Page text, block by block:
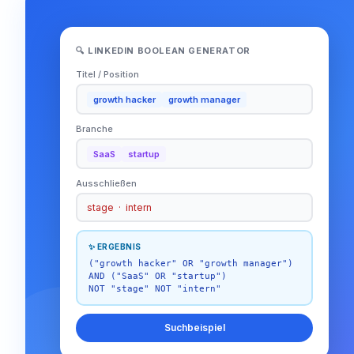
🔍 LINKEDIN BOOLEAN GENERATOR
Titel / Position
growth hacker growth manager
Branche
SaaS startup
Ausschließen
stage · intern
✨ ERGEBNIS
("growth hacker" OR "growth manager")
AND ("SaaS" OR "startup")
NOT "stage" NOT "intern"
Suchbeispiel